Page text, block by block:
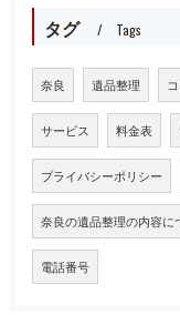
タグ Tags
奈良 遺品整理
サービス 料金表
プライバシーポリシー
奈良の遺品整理の内容に
電話番号